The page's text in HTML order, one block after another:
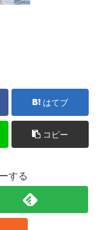
はてブ
コピー
する